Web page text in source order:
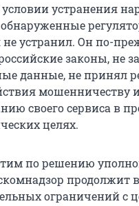
устранения
обнаруженные
устранил. Он по-
законы, не
данные, не принял
мошенничеству
своего сервиса в
целях.
по решению
продолжит
ограничений с